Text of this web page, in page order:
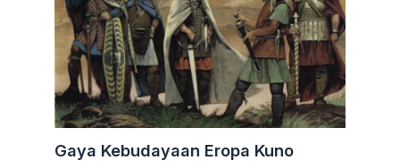
Gaya Kebudayaan Eropa Kuno